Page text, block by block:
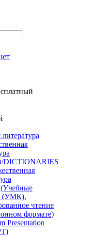
DICTIONARIES
(УМК),
чтение
формате)
Presentation